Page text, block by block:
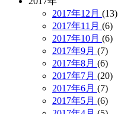
2017年12月 (13)
2017年11月 (6)
2017年10月 (6)
2017年9月 (7)
2017年8月 (6)
2017年7月 (20)
2017年6月 (7)
2017年5月 (6)